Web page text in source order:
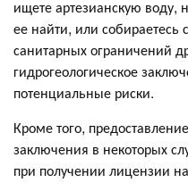
ищете артезианскую воду,
ее найти, или
санитарных ограничений
гидрогеологическое
потенциальные риски.
Кроме того,
заключения в некоторых
при получении лицензии